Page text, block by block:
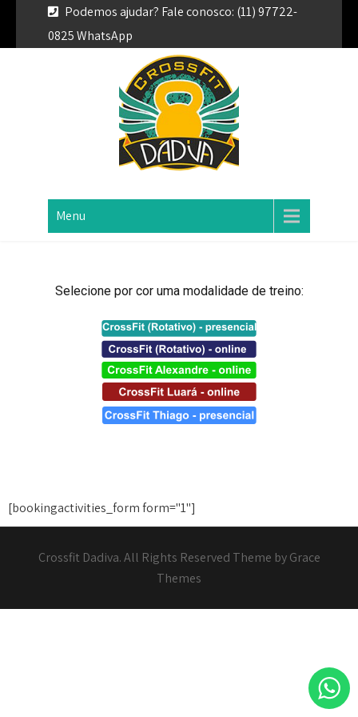
Podemos ajudar? Fale conosco: (11) 97722-
0825 WhatsApp
Crossfit Dadiva
Menu
Selecione por cor uma modalidade de treino:
[bookingactivities_form form="1"]
Crossfit Dadiva. All Rights Reserved Theme by Grace
Themes